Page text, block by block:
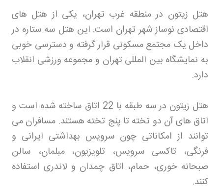
هتل زیتون در منطقه غرب تهران، یکی از هتل های
اقتصادی نوساز شهر تهران است. این هتل سه ستاره در
داخل یک مجتمع مسکونی قرار گرفته و دسترسی خوبی
به نمایشگاه بین المللی تهران و مجموعه ورزشی انقلاب
دارد.
هتل زیتون در سه طبقه با 22 اتاق ساخته شده است و
اتاق های آن دو تخته تا پنج تخته هستند. مسافران می
توانند از امکاناتی چون سرویس بهداشتی ایرانی و
فرنگی، تاکسی سرویس، تلویزیون، مبلمان، سالن
صبحانه خوری، حمام، اتاق چمدان و لاندری استفاده
کنند.